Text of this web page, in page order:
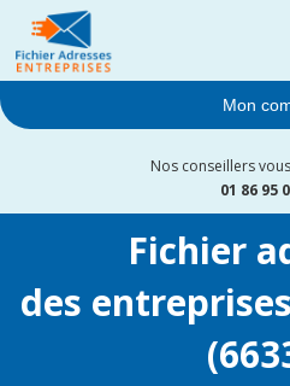
Mon
Nos conseillers
01 86 95
Fichier
des